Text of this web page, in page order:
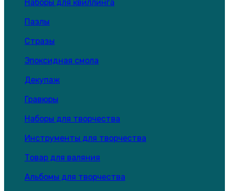
Наборы для квиллинга
Пазлы
Стразы
Эпоксидная смола
Декупаж
Гравюры
Наборы для творчества
Инструменты для творчества
Товар для валяния
Альбомы для творчества